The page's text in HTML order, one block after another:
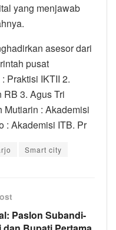
yang menjawab
asesor dari
pusat
Praktisi IKTII 2.⁠
3.⁠ ⁠⁠Agus Tri
Mutiarin : Akademisi
: Akademisi ITB. Pr
Smart city
Paslon Subandi-